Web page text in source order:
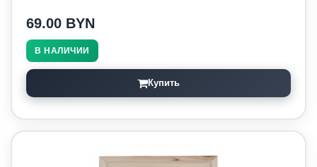
69.00 BYN
В НАЛИЧИИ
Купить